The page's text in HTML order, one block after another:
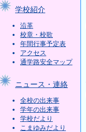
学校紹介
沿革
校章・校歌
年間行事予定表
アクセス
通学路安全マップ
ニュース・連絡
全校の出来事
学年の出来事
学校だより
こまゆみだより